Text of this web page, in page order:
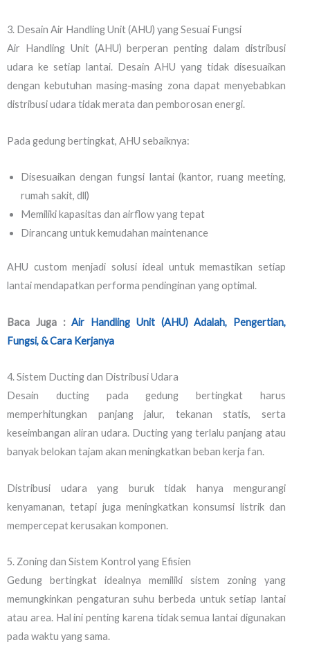
3. Desain Air Handling Unit (AHU) yang Sesuai Fungsi
Air Handling Unit (AHU) berperan penting dalam distribusi
udara ke setiap lantai. Desain AHU yang tidak disesuaikan
dengan kebutuhan masing-masing zona dapat menyebabkan
distribusi udara tidak merata dan pemborosan energi.
Pada gedung bertingkat, AHU sebaiknya:
Disesuaikan dengan fungsi lantai (kantor, ruang meeting,
rumah sakit, dll)
Memiliki kapasitas dan airflow yang tepat
Dirancang untuk kemudahan maintenance
AHU custom menjadi solusi ideal untuk memastikan setiap
lantai mendapatkan performa pendinginan yang optimal.
Baca Juga : Air Handling Unit (AHU) Adalah, Pengertian,
Fungsi, & Cara Kerjanya
4. Sistem Ducting dan Distribusi Udara
Desain ducting pada gedung bertingkat harus
memperhitungkan panjang jalur, tekanan statis, serta
keseimbangan aliran udara. Ducting yang terlalu panjang atau
banyak belokan tajam akan meningkatkan beban kerja fan.
Distribusi udara yang buruk tidak hanya mengurangi
kenyamanan, tetapi juga meningkatkan konsumsi listrik dan
mempercepat kerusakan komponen.
5. Zoning dan Sistem Kontrol yang Efisien
Gedung bertingkat idealnya memiliki sistem zoning yang
memungkinkan pengaturan suhu berbeda untuk setiap lantai
atau area. Hal ini penting karena tidak semua lantai digunakan
pada waktu yang sama.